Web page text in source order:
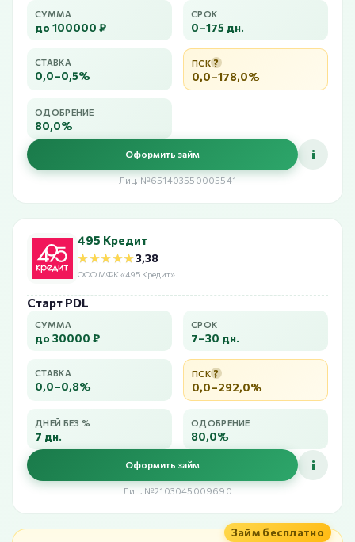
СУММА
до 100000 ₽
СРОК
0–175 дн.
СТАВКА
0,0–0,5%
ПСК ?
0,0–178,0%
ОДОБРЕНИЕ
80,0%
Оформить займ i
Лиц. №651403550005541
495 Кредит
★★★★★
★★★★★3,38
ООО МФК «495 Кредит»
Старт PDL
СУММА
до 30000 ₽
СРОК
7–30 дн.
СТАВКА
0,0–0,8%
ПСК ?
0,0–292,0%
ДНЕЙ БЕЗ %
7 дн.
ОДОБРЕНИЕ
80,0%
Оформить займ i
Лиц. №2103045009690
Займ бесплатно